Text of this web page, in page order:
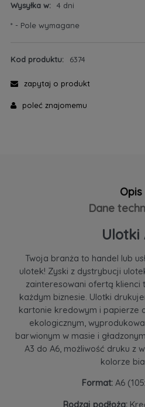
Wysyłka w: 4 dni
* - Pole wymagane
Kod produktu: 6374
zapytaj o produkt
poleć znajomemu
Opis
Dane
Ulotki
Twoja branża to handel lub
ulotek! Zyski z dystrybucji
zainteresowani ofertą klienci
każdym biznesie. Ulotki
kartonie kredowym i papierze
ekologicznym,
barwionym w masie i
A3 do A6, możliwość druku z
kolorze
Format: A6
Rodzaj podłoża: